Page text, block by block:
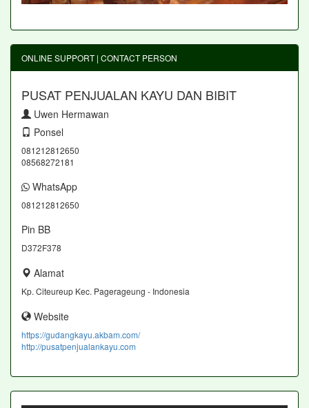
ONLINE SUPPORT | CONTACT PERSON
PUSAT PENJUALAN KAYU DAN BIBIT
Uwen Hermawan
Ponsel
081212812650
08568272181
WhatsApp
081212812650
Pin BB
D372F378
Alamat
Kp. Citeureup Kec. Pagerageung - Indonesia
Website
https://gudangkayu.akbam.com/
http://pusatpenjualankayu.com